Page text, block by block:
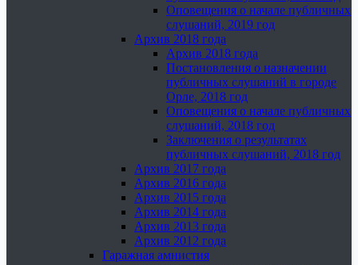
Оповещения о начале публичных
слушаний, 2019 год
Архив 2018 года
Архив 2018 года
Постановления о назначении
публичных слушаний в городе
Орле, 2018 год
Оповещения о начале публичных
слушаний, 2018 год
Заключения о результатах
публичных слушаний, 2018 год
Архив 2017 года
Архив 2016 года
Архив 2015 года
Архив 2014 года
Архив 2013 года
Архив 2012 года
Гаражная амнистия